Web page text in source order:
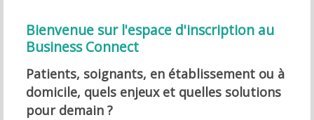
Bienvenue sur l'espace d'inscription au
Business Connect
Patients, soignants, en établissement ou à
domicile, quels enjeux et quelles solutions
pour demain ?